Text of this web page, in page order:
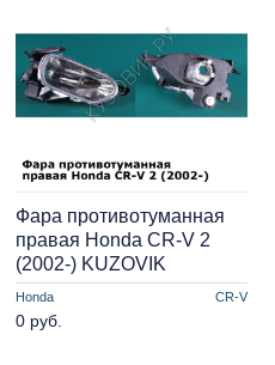
Honda CR-V
Фара противотуманная
правая Honda CR-V 2
(2002-) KUZOVIK
0 руб.